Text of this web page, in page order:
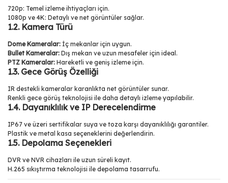
720p: Temel izleme ihtiyaçları için.
1080p ve 4K: Detaylı ve net görüntüler sağlar.
1.2. Kamera Türü
Dome Kameralar: İç mekanlar için uygun.
Bullet Kameralar: Dış mekan ve uzun mesafeler için ideal.
PTZ Kameralar: Hareketli ve geniş izleme için.
1.3. Gece Görüş Özelliği
IR destekli kameralar karanlıkta net görüntüler sunar.
Renkli gece görüş teknolojisi ile daha detaylı izleme yapılabilir.
1.4. Dayanıklılık ve IP Derecelendirme
IP67 ve üzeri sertifikalar suya ve toza karşı dayanıklılığı garantiler.
Plastik ve metal kasa seçeneklerini değerlendirin.
1.5. Depolama Seçenekleri
DVR ve NVR cihazları ile uzun süreli kayıt.
H.265 sıkıştırma teknolojisi ile depolama tasarrufu.